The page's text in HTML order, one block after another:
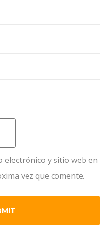
electrónico y sitio web en
vez que comente.